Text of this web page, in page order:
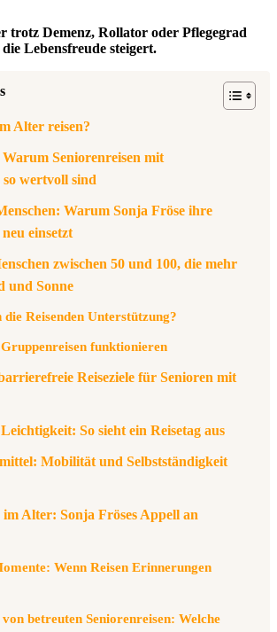
trotz Demenz, Rollator oder Pflegegrad
Lebensfreude steigert.
Alter reisen?
Seniorenreisen mit
so wertvoll sind
Warum Sonja Fröse ihre
einsetzt
zwischen 50 und 100, die mehr
und Sonne
die Reisenden Unterstützung?
funktionieren
Reiseziele für Senioren mit
So sieht ein Reisetag aus
Mobilität und Selbstständigkeit
Alter: Sonja Fröses Appell an
Wenn Reisen Erinnerungen
betreuten Seniorenreisen: Welche